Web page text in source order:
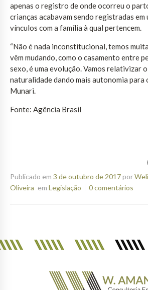
apenas o registro de onde ocorreu o
crianças acabavam sendo registradas em
vínculos com a família à qual pertencem.
“Não é nada inconstitucional, temos
vêm mudando, como o casamento entre
sexo, é uma evolução. Vamos relativizar
naturalidade dando mais autonomia para
Munari.
Fonte: Agência Brasil
Publicado em 3 de outubro de 2017por
Oliveira em Legislação 0 comentários